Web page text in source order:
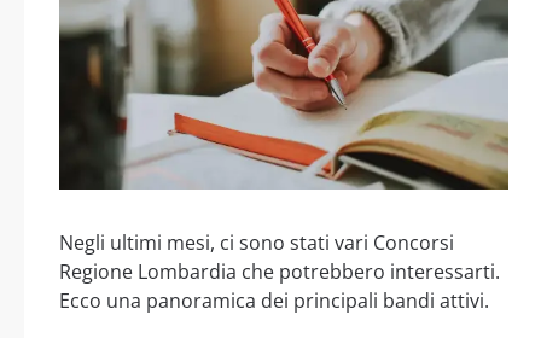
Negli ultimi mesi, ci sono stati vari Concorsi
Regione Lombardia che potrebbero interessarti.
Ecco una panoramica dei principali bandi attivi.